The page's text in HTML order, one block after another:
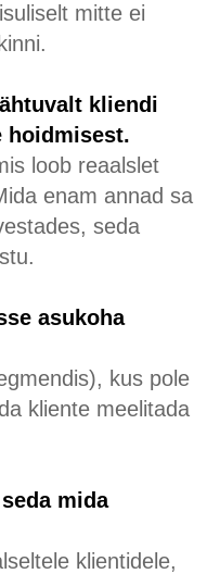
mitte ei
kliendi
hoidmisest.
loob reaalslet
enam annad sa
seda
asukoha
kus pole
kliente meelitada
mida
klientidele,